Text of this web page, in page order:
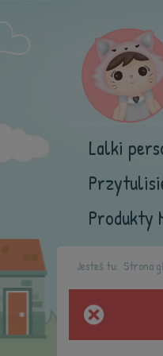
Lalki
Produkty
Jesteś tu: Strona